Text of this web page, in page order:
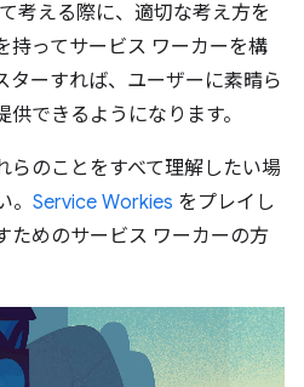
考える際に、適切な考え方を
持ってサービス ワーカーを構
ターすれば、ユーザーに素晴ら
できるようになります。
らのことをすべて理解したい場
Service Workies をプレイし
ためのサービス ワーカーの方